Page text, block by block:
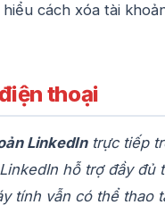
cách xóa tài
thoại
LinkedIntrực tiếp
hỗ trợ đầy đủ
tính vẫn có thể thao